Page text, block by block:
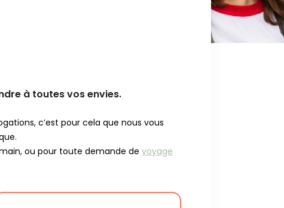
à toutes vos envies.
c’est pour cela que nous vous
ou pour toute demande de voyage